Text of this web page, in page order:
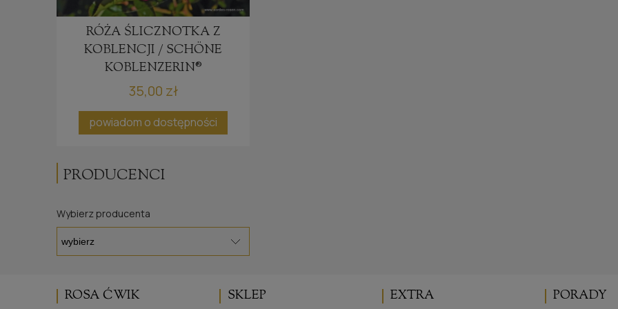
RÓŻA ŚLICZNOTKA Z
KOBLENCJI / SCHÖNE
KOBLENZERIN®
35,00 zł
powiadom o dostępności
PRODUCENCI
Wybierz producenta
ROSA ĆWIK SKLEP EXTRA PORADY